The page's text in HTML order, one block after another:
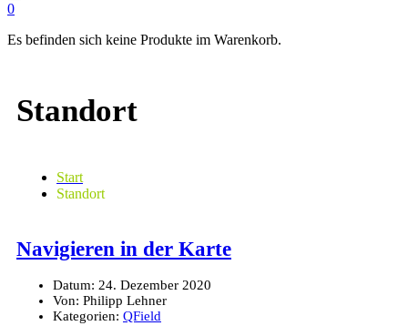
0
Es befinden sich keine Produkte im Warenkorb.
Standort
Start
Standort
Navigieren in der Karte
Datum: 24. Dezember 2020
Von: Philipp Lehner
Kategorien: QField